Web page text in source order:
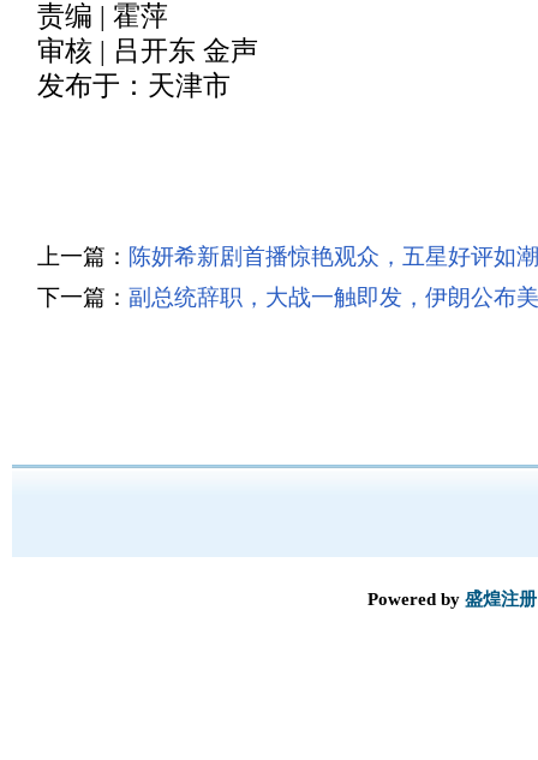
责编 | 霍萍
审核 | 吕开东 金声
发布于：天津市
上一篇： 陈妍希新剧首播惊艳观众，五星好评如
下一篇： 副总统辞职，大战一触即发，伊朗公布
Powered by 盛煌注册